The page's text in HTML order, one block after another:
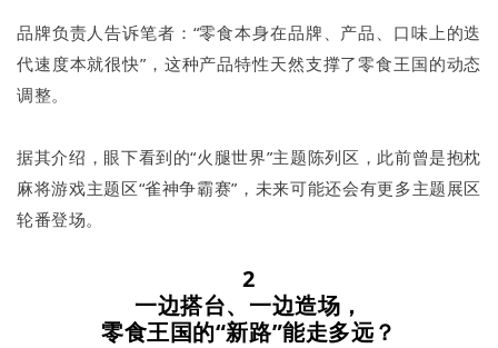
品牌负责人告诉笔者：“零食本身在品牌、产品、口味上的迭
代速度本就很快”，这种产品特性天然支撑了零食王国的动态
调整。
据其介绍，眼下看到的“火腿世界”主题陈列区，此前曾是抱枕
麻将游戏主题区“雀神争霸赛”，未来可能还会有更多主题展区
轮番登场。
2
一边搭台、一边造场，
零食王国的“新路”能走多远？